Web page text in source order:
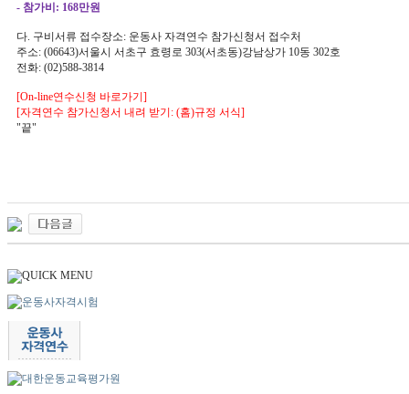
- 참가비: 168만원
다. 구비서류 접수장소: 운동사 자격연수 참가신청서 접수처
주소: (06643)서울시 서초구 효령로 303(서초동)강남상가 10동 302호
전화: (02)588-3814
[On-line 연수신청 바로가기]
[자격연수 참가신청서 내려 받기: (홈)규정 서식]
"끝"